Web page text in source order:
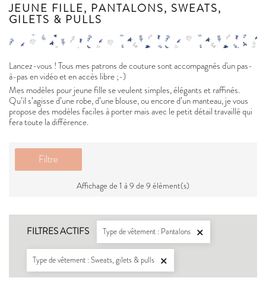
JEUNE FILLE, PANTALONS, SWEATS,
GILETS & PULLS
Lancez-vous ! Tous mes patrons de couture sont accompagnés d'un pas-
à-pas en vidéo et en accès libre ;-)
Mes modèles pour jeune fille se veulent simples, élégants et raffinés.
Qu’il s’agisse d’une robe, d’une blouse, ou encore d’un manteau, je vous
propose des modèles faciles à porter mais avec le petit détail travaillé qui
fera toute la différence.
Filtre
Affichage de 1 à 9 de 9 élément(s)
FILTRES ACTIFS Type de vêtement : Pantalons 
Type de vêtement : Sweats, gilets & pulls 